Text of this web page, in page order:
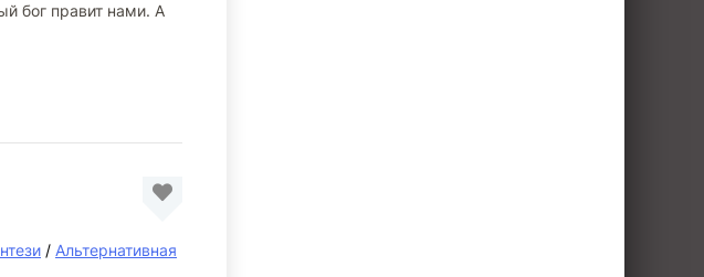
бог правит нами. А
/ Альтернативная